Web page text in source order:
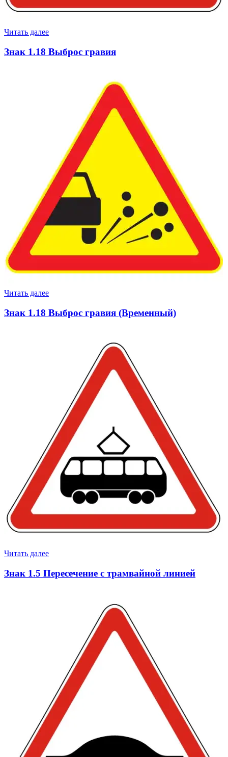
Читать далее
Знак 1.18 Выброс гравия
Читать далее
Знак 1.18 Выброс гравия (Временный)
Читать далее
Знак 1.5 Пересечение с трамвайной линией